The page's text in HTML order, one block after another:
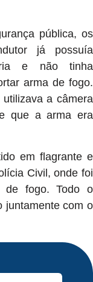
pública, os
já possuía
e não tinha
arma de fogo.
a câmera
que a arma era
em flagrante e
Civil, onde foi
de fogo. Todo o
juntamente com o